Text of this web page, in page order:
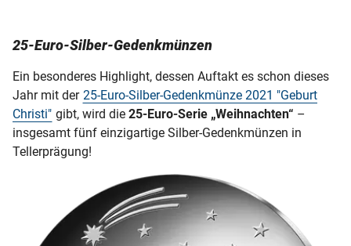
25-Euro-Silber-Gedenkmünzen
Ein besonderes Highlight, dessen Auftakt es schon dieses
Jahr mit der 25-Euro-Silber-Gedenkmünze 2021 "Geburt
Christi" gibt, wird die 25-Euro-Serie „Weihnachten“ –
insgesamt fünf einzigartige Silber-Gedenkmünzen in
Tellerprägung!